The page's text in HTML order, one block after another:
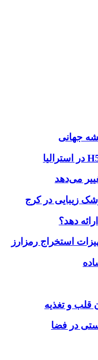
می‌دهد
دهد؟
قلب و تغذیه
در فضا